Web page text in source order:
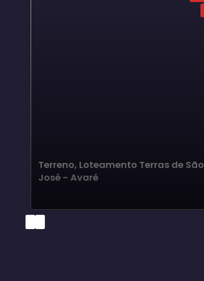
Terreno, Loteamento Terras de São
José - Avaré